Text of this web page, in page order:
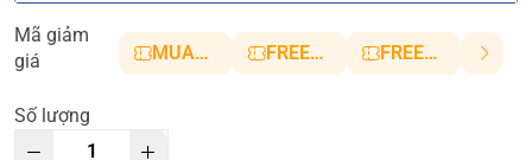
Mã giảm
giá
MUANHANH01 FREESHIP5 FREESHIP10
Số lượng